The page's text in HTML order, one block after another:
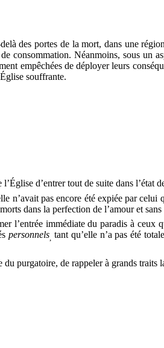
des portes de la mort, dans une
consommation. Néanmoins, sous un
empêchées de déployer leurs
souffrante.
d’entrer tout de suite dans l’état
n’avait pas encore été expiée par
dans la perfection de l’amour et
immédiate du paradis à ceux
personnels, tant qu’elle n’a pas été
purgatoire, de rappeler à grands traits